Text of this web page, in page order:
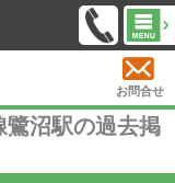
お問合せ
鷺沼駅の過去掲